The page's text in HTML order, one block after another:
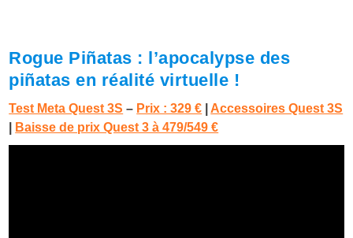
Rogue Piñatas : l’apocalypse des
piñatas en réalité virtuelle !
Test Meta Quest 3S – Prix : 329 €
Accessoires Quest 3S
Baisse de prix Quest 3 à 479/549 €